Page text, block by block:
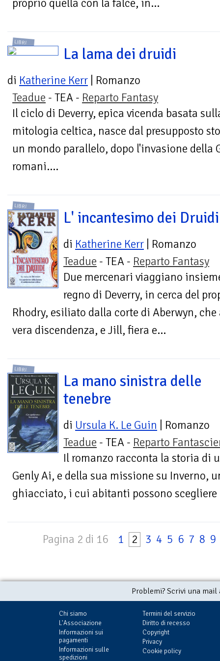
proprio quella con la falce, in...
LIBRI
La lama dei druidi
di Katherine Kerr | Romanzo
Teadue - TEA - Reparto Fantasy
Il ciclo di Deverry, epica vicenda basata
mitologia celtica, nasce dal presupposto
un mondo parallelo, dopo l'invasione della
romani....
LIBRI
L' incantesimo dei Druidi
di Katherine Kerr | Romanzo
Teadue - TEA - Reparto Fantasy
Due mercenari viaggiano
regno di Deverry, in cerca del
Rhodry, esiliato dalla corte di Aberwyn,
vera discendenza, e Jill, fiera e...
LIBRI
La mano sinistra delle
tenebre
di Ursula K. Le Guin | Romanzo
Teadue - TEA - Reparto
Il romanzo racconta la storia di
Genly Ai, e della sua missione su Inverno,
ghiacciato, i cui abitanti possono
Pagina 2 di 16 1 2 3 4 5 6 7 8 9
Problemi? Scrivi una
Chi siamo
L'Associazione
Informazioni sui
pagamenti
Informazioni sulle
spedizioni
Termini del servizio
Diritto di recesso
Copyright
Privacy
Cookie policy